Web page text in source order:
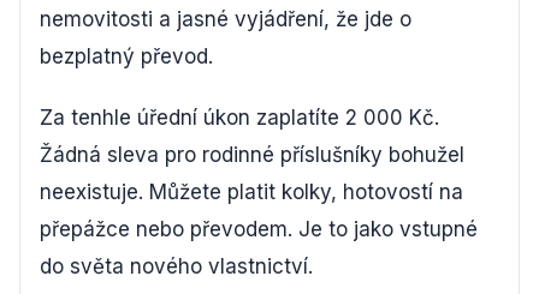
nemovitosti a jasné vyjádření, že jde o
bezplatný převod.
Za tenhle úřední úkon zaplatíte 2 000 Kč.
Žádná sleva pro rodinné příslušníky bohužel
neexistuje. Můžete platit kolky, hotovostí na
přepážce nebo převodem. Je to jako vstupné
do světa nového vlastnictví.